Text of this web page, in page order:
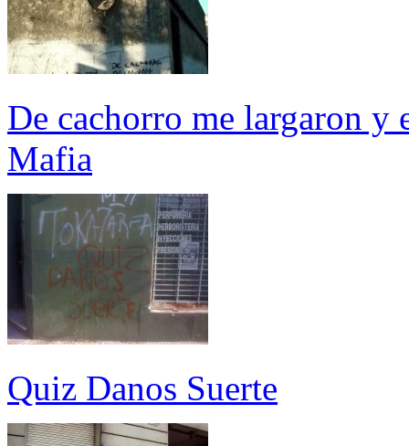
De cachorro me largaron y
Mafia
Quiz Danos Suerte